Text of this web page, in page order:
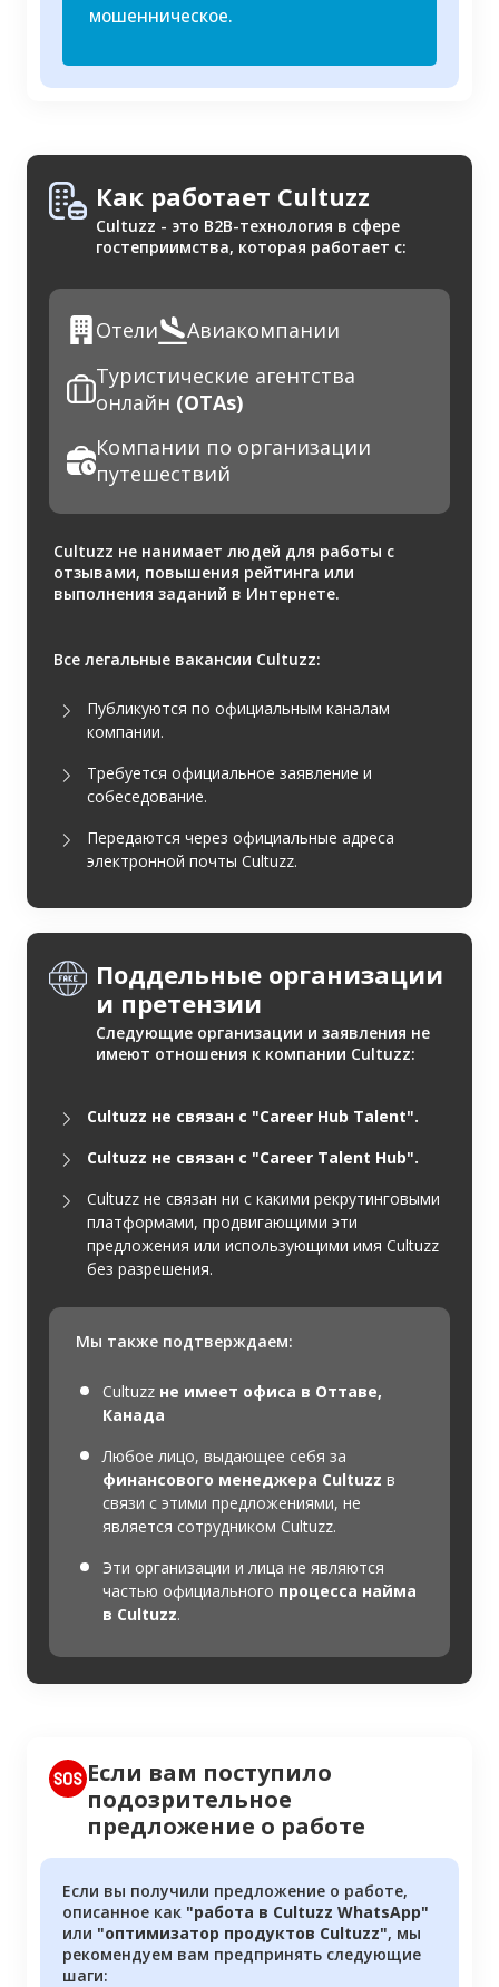
мошенническое.
Как работает Cultuzz
Cultuzz - это B2B-технология в сфере
гостеприимства, которая работает с:
Отели
Авиакомпании
Туристические агентства
онлайн (OTAs)
Компании по организации
путешествий
Cultuzz не нанимает людей для работы с
отзывами, повышения рейтинга или
выполнения заданий в Интернете.
Все легальные вакансии Cultuzz:
Публикуются по официальным каналам
компании.
Требуется официальное заявление и
собеседование.
Передаются через официальные адреса
электронной почты Cultuzz.
Поддельные организации
и претензии
Следующие организации и заявления не
имеют отношения к компании Cultuzz:
Cultuzz не связан с "Career Hub Talent".
Cultuzz не связан с "Career Talent Hub".
Cultuzz не связан ни с какими рекрутинговыми
платформами, продвигающими эти
предложения или использующими имя Cultuzz
без разрешения.
Мы также подтверждаем:
Cultuzz не имеет офиса в Оттаве,
Канада
Любое лицо, выдающее себя за
финансового менеджера Cultuzz в
связи с этими предложениями, не
является сотрудником Cultuzz.
Эти организации и лица не являются
частью официального процесса найма
в Cultuzz.
Если вам поступило
подозрительное
предложение о работе
Если вы получили предложение о работе,
описанное как "работа в Cultuzz WhatsApp"
или "оптимизатор продуктов Cultuzz", мы
рекомендуем вам предпринять следующие
шаги: